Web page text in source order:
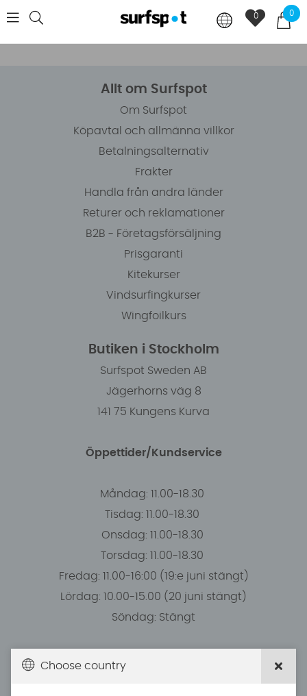
0
0
Allt om Surfspot
Om Surfspot
Köpavtal och allmänna villkor
Betalningsalternativ
Frakter
Handla från andra länder
Returer och reklamationer
B2B - Företagsförsäljning
Prisgaranti
Kitekurser
Vindsurfingkurser
Wingfoilkurs
Butiken i Stockholm
Surfspot Sweden AB
Jägerhorns väg 8
141 75 Kungens Kurva
Öppettider/Kundservice
Måndag: 11.00-18.30
Tisdag: 11.00-18.30
Onsdag: 11.00-18.30
Torsdag: 11.00-18.30
Fredag: 11.00-16:00 (19:e juni stängt)
Lördag: 10.00-15.00 (20 juni stängt)
Söndag: Stängt
Du kan hämta ordrar efter överenskommelse från
Choose country